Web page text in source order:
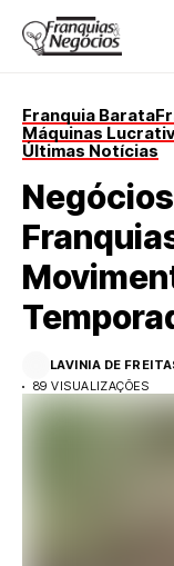
Franquia Barata
Máquinas
Últimas Notícias
LAVINIA DE
89 VISUALIZAÇÕES